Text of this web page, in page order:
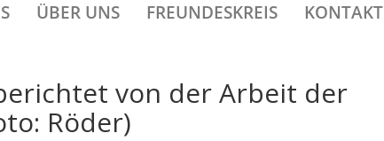
ÜBER UNS FREUNDESKREIS KONTAKT
von der Arbeit der
Röder)